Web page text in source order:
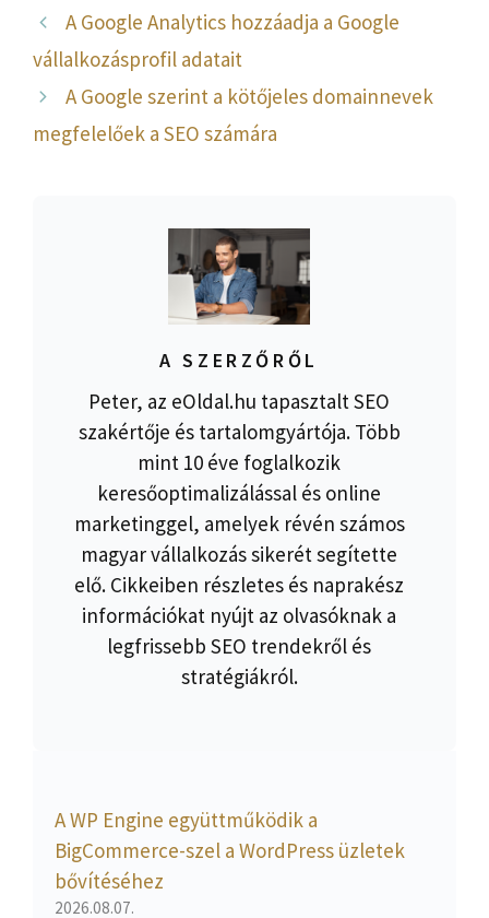
A Google Analytics hozzáadja a Google
vállalkozásprofil adatait
A Google szerint a kötőjeles domainnevek
megfelelőek a SEO számára
A SZERZŐRŐL
Peter, az eOldal.hu tapasztalt SEO
szakértője és tartalomgyártója. Több
mint 10 éve foglalkozik
keresőoptimalizálással és online
marketinggel, amelyek révén számos
magyar vállalkozás sikerét segítette
elő. Cikkeiben részletes és naprakész
információkat nyújt az olvasóknak a
legfrissebb SEO trendekről és
stratégiákról.
A WP Engine együttműködik a
BigCommerce-szel a WordPress üzletek
bővítéséhez
2026.08.07.